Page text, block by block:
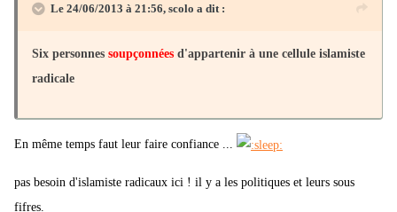
Le 24/06/2013 à 21:56, scolo a dit :
Six personnes soupçonnées d'appartenir à une cellule islamiste
radicale
En même temps faut leur faire confiance ...
pas besoin d'islamiste radicaux ici ! il y a les politiques et leurs sous
fifres.